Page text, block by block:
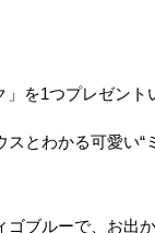
を1つプレゼント
とわかる可愛い“
ブルーで、お出